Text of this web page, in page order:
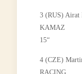
3 (RUS)
15“
4 (CZE)
RACING